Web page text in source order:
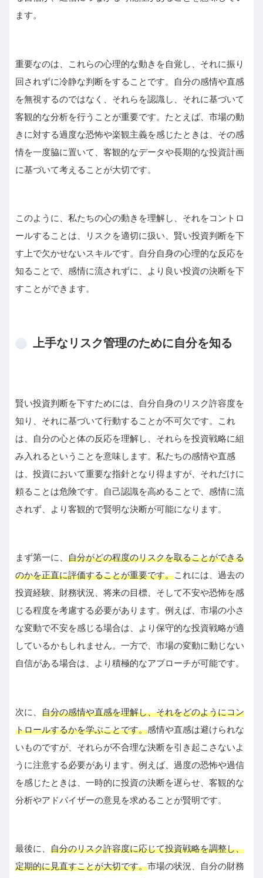
ます。
重要なのは、これらの心理的な動きを自覚し、それに振り
回されずに冷静な判断をすることです。自分の感情や直感
を無視するのではなく、それらを認識し、それに基づいて
客観的な分析を行うことが重要です。たとえば、市場の動
きに対する過度な恐怖や楽観主義を感じたときは、その感
情を一度脇に置いて、客観的なデータや長期的な投資計画
に基づいて考えることが大切です。
このように、私たちの心の動きを理解し、それをコントロ
ールすることは、リスクを適切に扱い、賢い投資判断を下
す上で欠かせないスキルです。自分自身の心理的な反応を
知ることで、感情に流されずに、より良い投資の決断を下
すことができます。
上手なリスク管理のために自分を知る
賢い投資判断を下すためには、自分自身のリスク許容度を
知り、それに基づいて行動することが不可欠です。これ
は、自分の心と体の反応を理解し、それらを投資戦略に組
み入れるということを意味します。私たちの感情や直感
は、投資において重要な指針となり得ますが、それだけに
頼ることは危険です。自己認識を高めることで、感情に流
されず、より客観的で賢明な決断が可能になります。
まず第一に、 自分がどの程度のリスクを取ることができる
のかを正直に評価することが重要です。これには、過去の
投資経験、財務状況、将来の目標、そして不安や恐怖を感
じる程度を考慮する必要があります。例えば、市場の小さ
な変動で不安を感じる場合は、より保守的な投資戦略が適
しているかもしれません。一方で、市場の変動に動じない
自信がある場合は、より積極的なアプローチが可能です。
次に、 自分の感情や直感を理解し、それをどのようにコン
トロールするかを学ぶことです。感情や直感は避けられな
いものですが、それらが不合理な決断を引き起こさないよ
うに注意する必要があります。例えば、過度の恐怖や過信
を感じたときは、一時的に投資の決断を遅らせ、客観的な
分析やアドバイザーの意見を求めることが賢明です。
最後に、 自分のリスク許容度に応じて投資戦略を調整し、
定期的に見直すことが大切です。市場の状況、自分の財務